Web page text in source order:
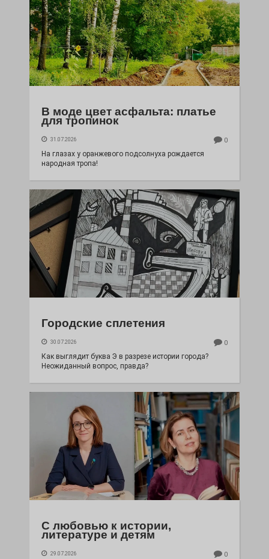
В моде цвет асфальта: платье
для тропинок
31.07.2026 0
На глазах у оранжевого подсолнуха рождается
народная тропа!
Городские сплетения
30.07.2026 0
Как выглядит буква Э в разрезе истории города?
Неожиданный вопрос, правда?
С любовью к истории,
литературе и детям
29.07.2026 0